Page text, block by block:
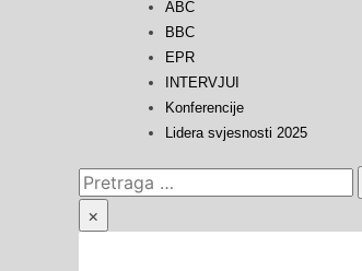
ABC
BBC
EPR
INTERVJUI
Konferencije
Lidera svjesnosti 2025
Search
for:
×